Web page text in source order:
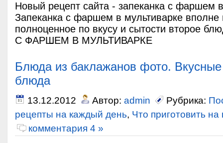
Новый рецепт сайта - запеканка с фаршем
Запеканка с фаршем в мультиварке вполне
полноценное по вкусу и сытости второе
С ФАРШЕМ В МУЛЬТИВАРКЕ
Блюда из баклажанов фото. Вкусные
блюда
13.12.2012 Автор: admin Рубрика:
рецепты на каждый день, Что приготовить на
комментария 4 »